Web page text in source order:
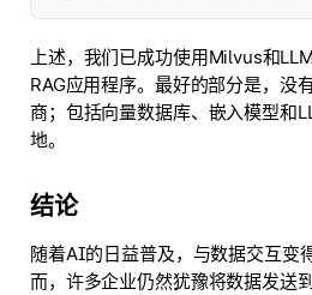
上述，我们已成功使用Milvus和
RAG应用程序。最好的部分是，没
商；包括向量数据库、嵌入模型和
地。
结论
随着AI的日益普及，与数据交互变
而，许多企业仍然犹豫将数据发送